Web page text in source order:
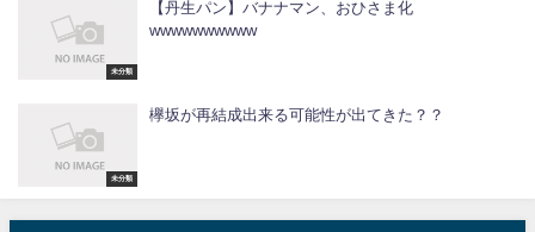
未分類
【丹生パン】バナナマン、おひさま化
wwwwwwwwww
未分類
欅坂が再結成出来る可能性が出てきた？？